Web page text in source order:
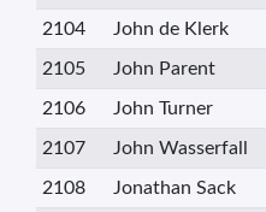
2104 John de Klerk
2105 John Parent
2106 John Turner
2107 John Wasserfall
2108 Jonathan Sack